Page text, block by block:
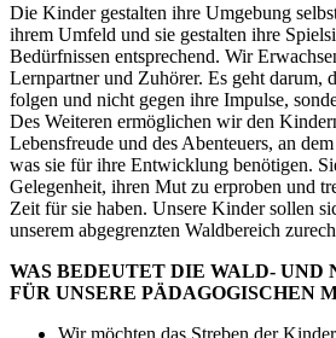
Die Kinder gestalten ihre Umgebung
ihrem Umfeld und sie gestalten ihre
Bedürfnissen entsprechend. Wir
Lernpartner und Zuhörer. Es geht darum,
folgen und nicht gegen ihre Impulse,
Des Weiteren ermöglichen wir den
Lebensfreude und des Abenteuers, an
was sie für ihre Entwicklung benötigen.
Gelegenheit, ihren Mut zu erproben und
Zeit für sie haben. Unsere Kinder sollen
unserem abgegrenzten Waldbereich
WAS BEDEUTET DIE WALD- UND
FÜR UNSERE PÄDAGOGISCHEN
Wir möchten das Streben der